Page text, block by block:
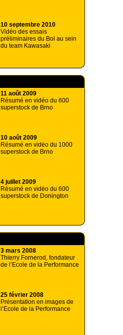
10 septembre 2010
Vidéo des essais
préliminaires du Bol au sein
du team Kawasaki
11 août 2009
Résumé en vidéo du 600
superstock de Brno
10 août 2009
Résumé en vidéo du 1000
superstock de Brno
4 juillet 2009
Résumé en vidéo du 600
superstock de Donington
3 mars 2008
Thierry Fornerod, fondateur
de l’Ecole de la Performance
25 février 2008
Présentation en images de
l’Ecole de la Performance